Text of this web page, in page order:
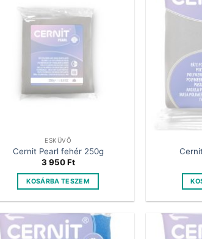
ESKÜVŐ
Cernit Pearl fehér 250g
3 950Ft
KOSÁRBA TESZEM